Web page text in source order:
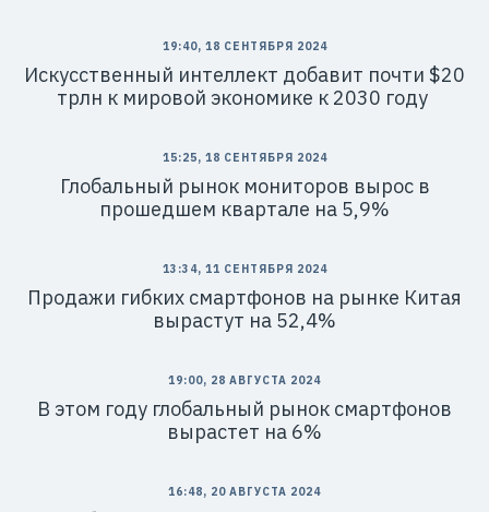
19:40, 18 СЕНТЯБРЯ 2024
Искусственный интеллект добавит почти $20
трлн к мировой экономике к 2030 году
15:25, 18 СЕНТЯБРЯ 2024
Глобальный рынок мониторов вырос в
прошедшем квартале на 5,9%
13:34, 11 СЕНТЯБРЯ 2024
Продажи гибких смартфонов на рынке Китая
вырастут на 52,4%
19:00, 28 АВГУСТА 2024
В этом году глобальный рынок смартфонов
вырастет на 6%
16:48, 20 АВГУСТА 2024